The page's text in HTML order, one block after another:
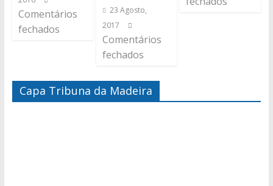
Comentários
fechados
23 Agosto,
2017
Comentários
fechados
Capa Tribuna da Madeira